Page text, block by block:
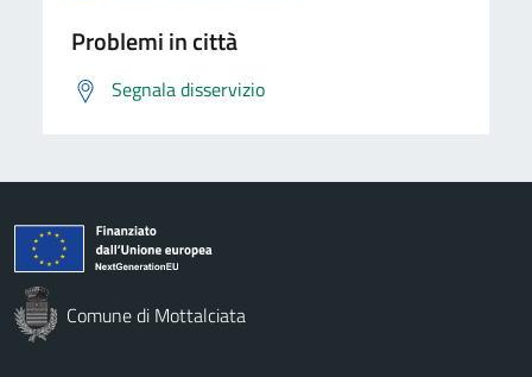
Problemi in città
Segnala disservizio
Comune di Mottalciata